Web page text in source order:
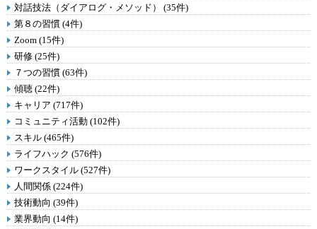
対話技法（ダイアログ・メソッド） (35件)
第８の習慣 (4件)
Zoom (15件)
研修 (25件)
７つの習慣 (63件)
傾聴 (22件)
キャリア (717件)
コミュニティ活動 (102件)
スキル (465件)
ライフハック (576件)
ワークスタイル (527件)
人間関係 (224件)
技術動向 (39件)
業界動向 (14件)